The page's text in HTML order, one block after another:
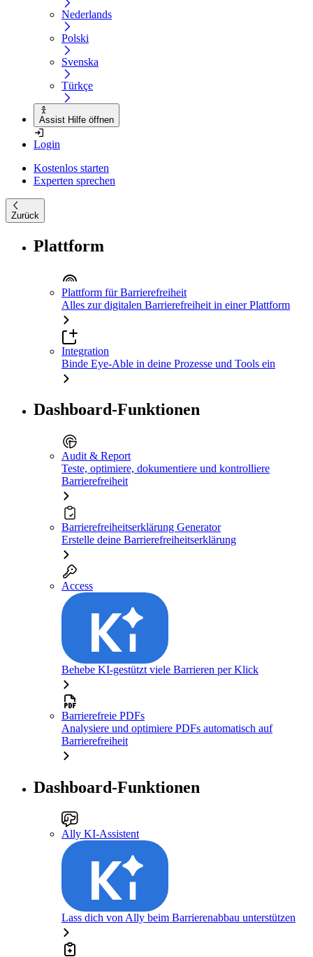
Nederlands
Polski
Svenska
Türkçe
Assist Hilfe öffnen
Login
Kostenlos starten
Experten sprechen
Zurück
Plattform
Plattform für Barrierefreiheit
Alles zur digitalen Barrierefreiheit in einer Plattform
Integration
Binde Eye-Able in deine Prozesse und Tools ein
Dashboard-Funktionen
Audit & Report
Teste, optimiere, dokumentiere und kontrolliere
Barrierefreiheit
Barrierefreiheitserklärung Generator
Erstelle deine Barrierefreiheitserklärung
Access
Behebe KI-gestützt viele Barrieren per Klick
Barrierefreie PDFs
Analysiere und optimiere PDFs automatisch auf
Barrierefreiheit
Dashboard-Funktionen
Ally KI-Assistent
Lass dich von Ally beim Barrierenabbau unterstützen